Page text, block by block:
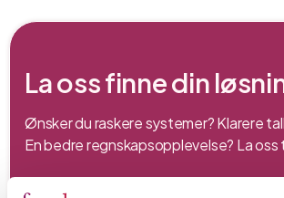
La oss finne din
Ønsker du raskere systemer? Klarere
En bedre regnskapsopplevelse? La oss